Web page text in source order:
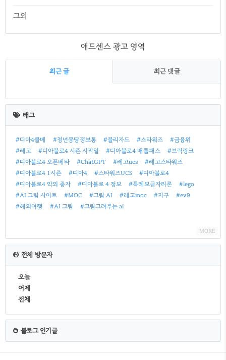
그외
애드센스 광고 영역
최근 글 최근 댓글
최
근
글
태그
#디아4클베 #청년몽땅정보통 #블리자드 #스타워즈
#금융위
#레고
#디아블로4 시즌 시작일 #디아블로4 배틀패스
#브릭링크
#디아블로4 오픈베타
#ChatGPT #레고ucs
#레고스타워즈
#디아블로4 1시즌
#디아4 #스타워즈UCS
#디아블로4
#디아블로4 악의 종자
#디아블로 4 정보 #특례보금자리론
#lego
#AI 그림 사이트
#MOC #그림 AI #레고moc #지구
#ev9
#해외여행
#AI 그림 #그림그려주는 ai
MORE
전체 방문자
오늘
어제
전체
블로그 인기글